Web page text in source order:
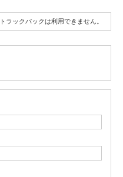
トラックバックは利用できません。